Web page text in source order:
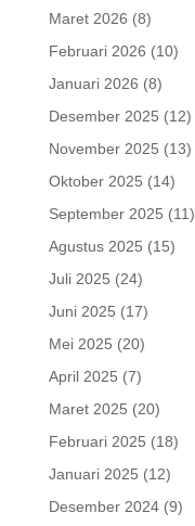
Maret 2026 (8)
Februari 2026 (10)
Januari 2026 (8)
Desember 2025 (12)
November 2025 (13)
Oktober 2025 (14)
September 2025 (11)
Agustus 2025 (15)
Juli 2025 (24)
Juni 2025 (17)
Mei 2025 (20)
April 2025 (7)
Maret 2025 (20)
Februari 2025 (18)
Januari 2025 (12)
Desember 2024(9)